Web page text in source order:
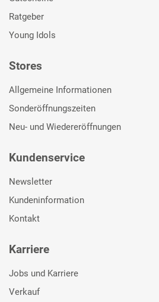
Ratgeber
Young Idols
Stores
Allgemeine Informationen
Sonderöffnungszeiten
Neu- und Wiedereröffnungen
Kundenservice
Newsletter
Kundeninformation
Kontakt
Karriere
Jobs und Karriere
Verkauf